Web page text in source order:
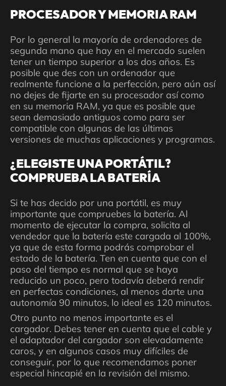
PROCESADOR Y MEMORIA RAM
Por lo general la mayoría de ordenadores de
segunda mano que hay en el mercado suelen
tener un tiempo superior a los dos años. Es
posible que des con un ordenador que
realmente funcione a la perfección, pero aún así
no dejes de fijarte en su procesador así como
en su memoria RAM, ya que es posible que
sean demasiado antiguos como para ser
compatible con algunas de las últimas
versiones de muchas aplicaciones y programas.
¿ELEGISTE UNA PORTÁTIL?
COMPRUEBA LA BATERÍA
Si te has decido por una portátil, es muy
importante que compruebes la batería. Al
momento de ejecutar la compra, solicita al
vendedor que la batería este cargada al 100%,
ya que de esta forma podrás comprobar el
estado de la batería. Ten en cuenta que con el
paso del tiempo es normal que se haya
reducido un poco, pero todavía deberá rendir
en perfectas condiciones, al menos darte una
autonomía 90 minutos, lo ideal es 120 minutos.
Otro punto no menos importante es el
cargador. Debes tener en cuenta que el cable y
el adaptador del cargador son elevadamente
caros, y en algunos casos muy difíciles de
conseguir, por lo que recomendamos poner
especial hincapié en la revisión del mismo.